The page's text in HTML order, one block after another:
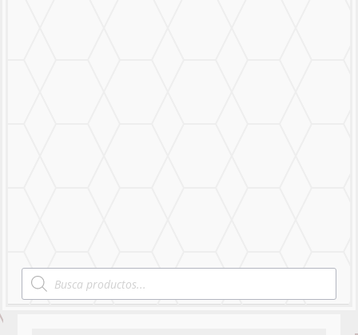
Products
search